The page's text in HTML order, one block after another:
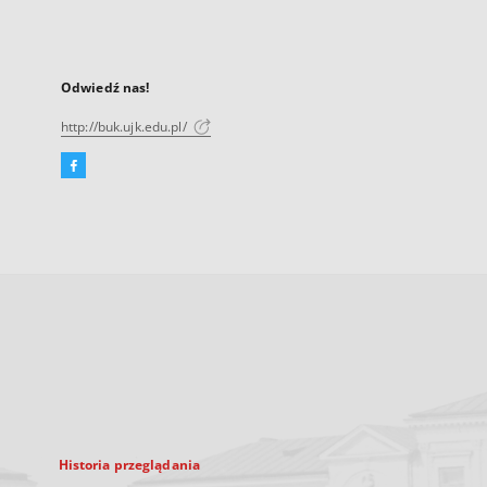
Odwiedź nas!
http://buk.ujk.edu.pl/
Facebook
Historia przeglądania